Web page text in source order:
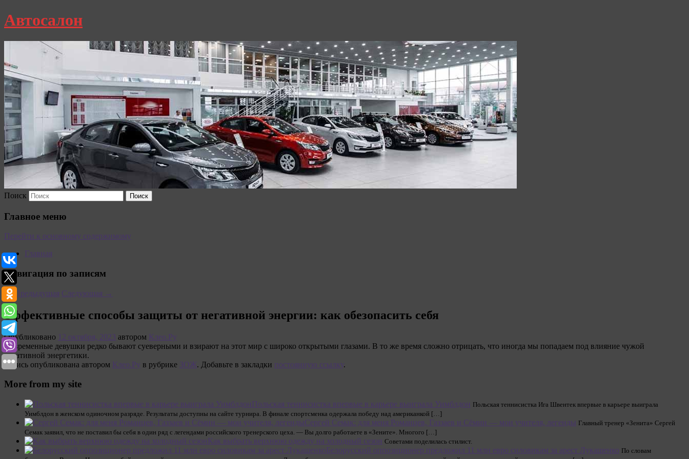
Автосалон
Поиск
Главное меню
Перейти к основному содержимому
Главная
Навигация по записям
←Предыдущая Следующая →
Эффективные способы защиты от негативной энергии: как обезопасить себя
Опубликовано 12 октября, 2023 автором Клео.Ру
Современные девушки редко бывают суеверными и взирают на этот мир с широко открытыми глазами. В то же время сложно отрицать, что иногда мы попадаем под влияние чужой
негативной энергетики.
Запись опубликована автором Клео.Ру в рубрике ЗОЖ. Добавьте в закладки постоянную ссылку.
More from my site
Польская теннисистка впервые в карьере выиграла Уимблдон Польская теннисистка Ига Швентек впервые в карьере выиграла
Уимблдон в женском одиночном разряде. Результаты доступны на сайте турнира. В финале спортсменка одержала победу над американкой […]
Сергей Семак: для меня Романцев, Газзаев и Сёмин — мои учителя, легенды Главный тренер «Зенита» Сергей
Семак заявил, что не поставил бы себя в один ряд с легендами российского тренерского цеха. — Вы долго работаете в «Зените». Многого […]
Как выбрать верхнюю одежду на холодный сезон Советами поделилась стилист.
Белорусский оппозиционер предложил 11 млн евро силовикам за арест Лукашенко По словам